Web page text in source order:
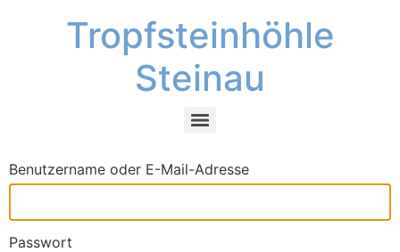
Tropfsteinhöhle
Steinau
Benutzername oder E-Mail-Adresse
Passwort